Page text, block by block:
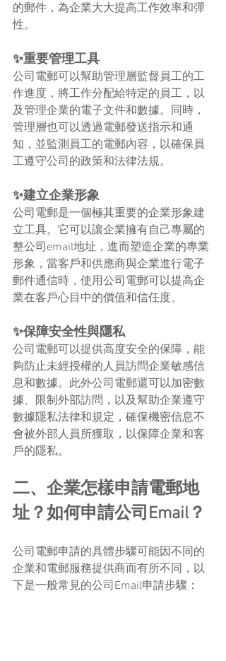
的郵件，為企業大大提高工作效率和彈
性。
✨重要管理工具
公司電郵可以幫助管理層監督員工的工
作進度，將工作分配給特定的員工，以
及管理企業的電子文件和數據。同時，
管理層也可以透過電郵發送指示和通
知，並監測員工的電郵內容，以確保員
工遵守公司的政策和法律法規。
✨建立企業形象
公司電郵是一個極其重要的企業形象建
立工具。它可以讓企業擁有自己專屬的
整公司email地址，進而塑造企業的專業
形象，當客戶和供應商與企業進行電子
郵件通信時，使用公司電郵可以提高企
業在客戶心目中的價值和信任度。
✨保障安全性與隱私
公司電郵可以提供高度安全的保障，能
夠防止未經授權的人員訪問企業敏感信
息和數據。此外公司電郵還可以加密數
據、限制外部訪問，以及幫助企業遵守
數據隱私法律和規定，確保機密信息不
會被外部人員所獲取，以保障企業和客
戶的隱私。
二、企業怎樣申請電郵地
址？如何申請公司Email？
公司電郵申請的具體步驟可能因不同的
企業和電郵服務提供商而有所不同，以
下是一般常見的公司Email申請步驟：